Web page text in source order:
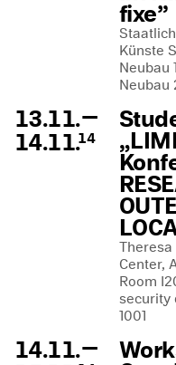
fixe”
Künste
Neubau
Neubau
13.11.—
14.11.14
Center,
Room
security
1001
14.11.—